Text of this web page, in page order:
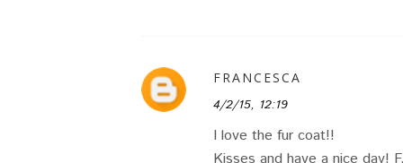
FRANCESCA
4/2/15, 12:19
I love the fur coat!!
Kisses and have a nice day! F.